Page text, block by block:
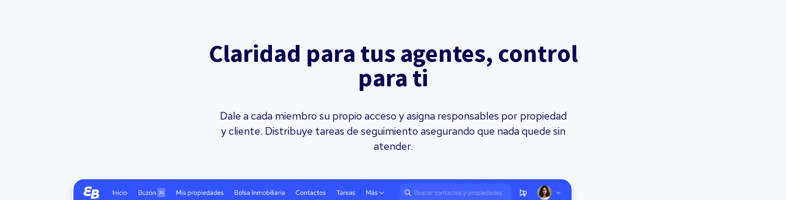
Claridad para tus agentes, control
para ti
Dale a cada miembro su propio acceso y asigna responsables por propiedad
y cliente. Distribuye tareas de seguimiento asegurando que nada quede sin
atender.